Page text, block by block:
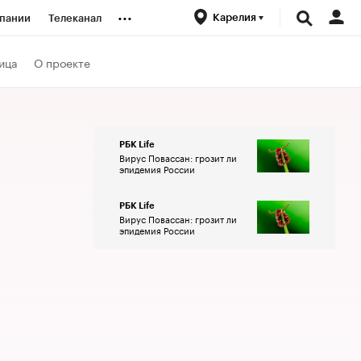
Телеканал ... Карелия
О проекте
РБК Life
Вирус Повассан: грозит ли
эпидемия России
РБК Life
Вирус Повассан: грозит ли
эпидемия России